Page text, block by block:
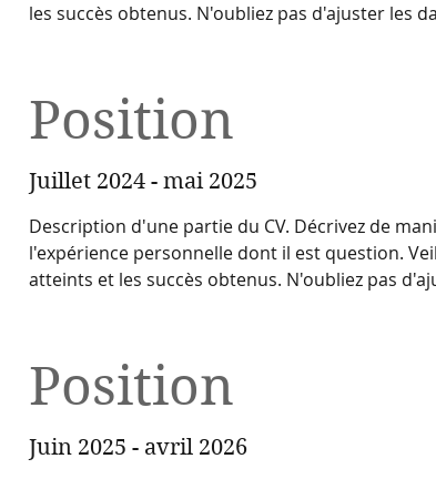
les succès obtenus. N'oubliez pas d'ajuster les
Position
Juillet 2024 - mai 2025
Description d'une partie du CV. Décrivez de
l'expérience personnelle dont il est question.
atteints et les succès obtenus. N'oubliez pas
Position
Juin 2025 - avril 2026